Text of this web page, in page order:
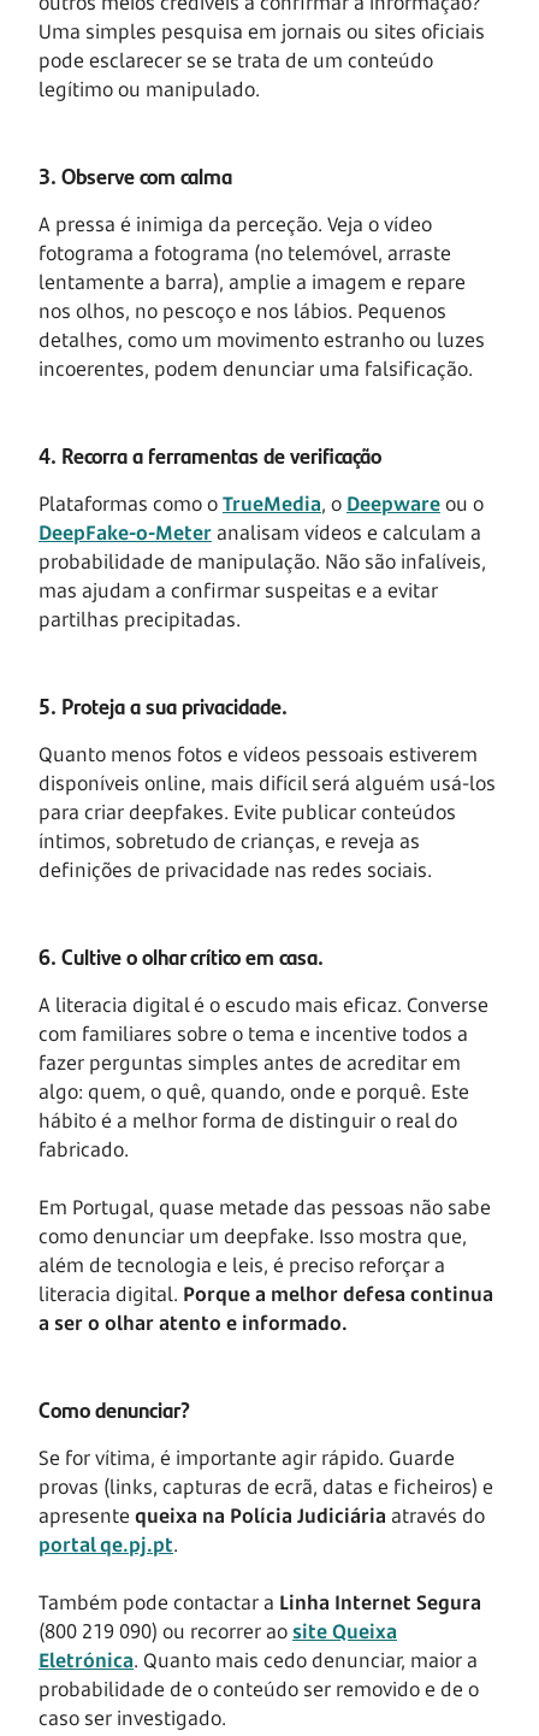
Uma simples pesquisa em jornais ou sites oficiais
pode esclarecer se se trata de um conteúdo
legítimo ou manipulado.
3. Observe com calma
A pressa é inimiga da perceção. Veja o vídeo
fotograma a fotograma (no telemóvel, arraste
lentamente a barra), amplie a imagem e repare
nos olhos, no pescoço e nos lábios. Pequenos
detalhes, como um movimento estranho ou luzes
incoerentes, podem denunciar uma falsificação.
4. Recorra a ferramentas de verificação
Plataformas como oTrueMedia, o Deepwareou o
DeepFake-o-Meteranalisam vídeos e calculam a
probabilidade de manipulação. Não são infalíveis,
mas ajudam a confirmar suspeitas e a evitar
partilhas precipitadas.
5. Proteja a sua privacidade.
Quanto menos fotos e vídeos pessoais estiverem
disponíveis online, mais difícil será alguém usá-los
para criar deepfakes. Evite publicar conteúdos
íntimos, sobretudo de crianças, e reveja as
definições de privacidade nas redes sociais.
6. Cultive o olhar crítico em casa.
A literacia digital é o escudo mais eficaz. Converse
com familiares sobre o tema e incentive todos a
fazer perguntas simples antes de acreditar em
algo: quem, o quê, quando, onde e porquê. Este
hábito é a melhor forma de distinguir o real do
fabricado.
Em Portugal, quase metade das pessoas não sabe
como denunciar um deepfake. Isso mostra que,
além de tecnologia e leis, é preciso reforçar a
literacia digital. Porque a melhor defesa continua
a ser o olhar atento e informado.
Como denunciar?
Se for vítima, é importante agir rápido. Guarde
provas (links, capturas de ecrã, datas e ficheiros) e
apresente queixa na Polícia Judiciária através do
portalqe.pj.pt.
Também pode contactar a Linha Internet Segura
(800 219 090) ou recorrer aosite Queixa
Eletrónica. Quanto mais cedo denunciar, maior a
probabilidade de o conteúdo ser removido e de o
caso ser investigado.